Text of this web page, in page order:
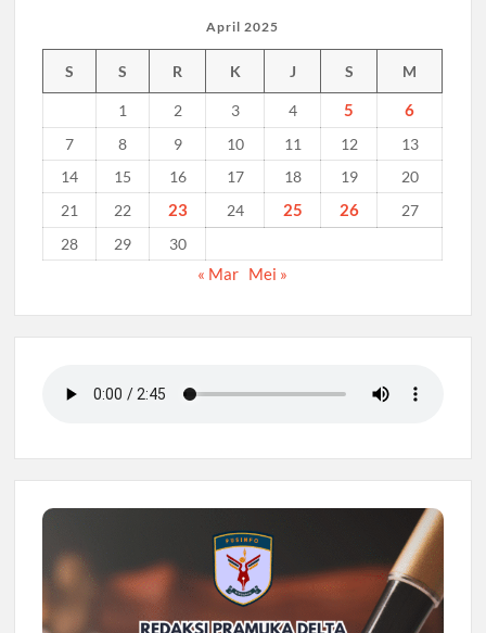
April 2025
S S R K J S M
1 2 3 4 5 6
7 8 9 10 11 12
13
14
15 16 17 18 19
20
21
22 23 24 25 26
27
28
29 30
« Mar Mei »